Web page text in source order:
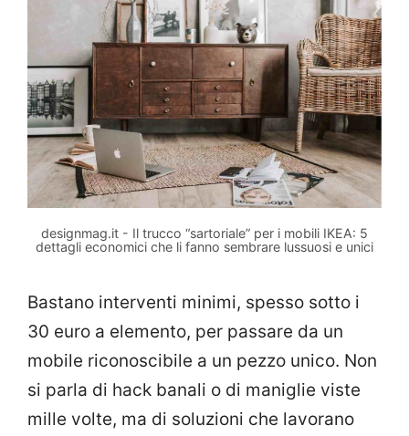
designmag.it - Il trucco “sartoriale” per i mobili IKEA: 5
dettagli economici che li fanno sembrare lussuosi e unici
Bastano interventi minimi, spesso sotto i
30 euro a elemento, per passare da un
mobile riconoscibile a un pezzo unico. Non
si parla di hack banali o di maniglie viste
mille volte, ma di soluzioni che lavorano